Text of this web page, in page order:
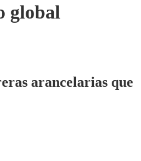
global
arancelarias que